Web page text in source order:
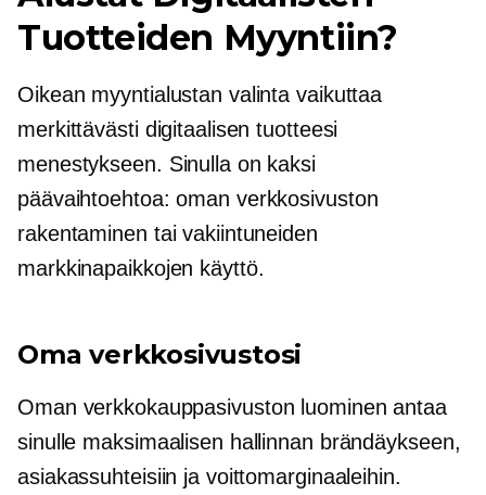
Tuotteiden Myyntiin?
Oikean myyntialustan valinta vaikuttaa
merkittävästi digitaalisen tuotteesi
menestykseen. Sinulla on kaksi
päävaihtoehtoa: oman verkkosivuston
rakentaminen tai vakiintuneiden
markkinapaikkojen käyttö.
Oma verkkosivustosi
Oman verkkokauppasivuston luominen antaa
sinulle maksimaalisen hallinnan brändäykseen,
asiakassuhteisiin ja voittomarginaaleihin.